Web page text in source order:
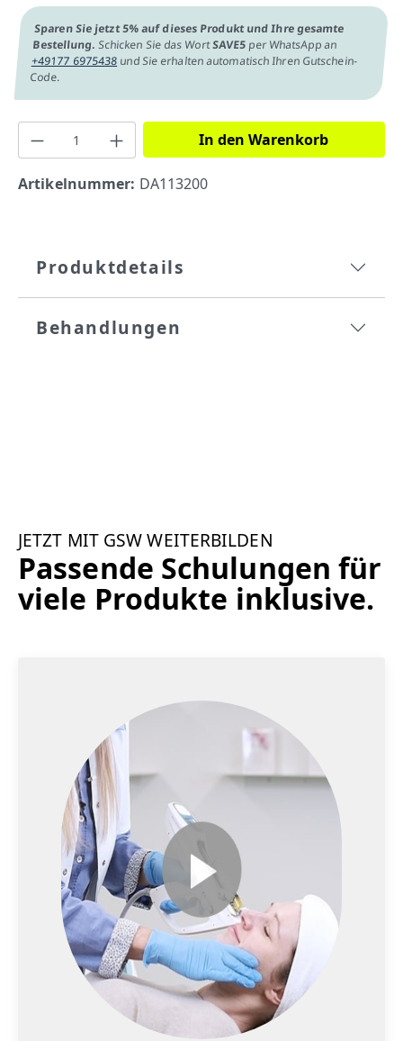
Sparen Sie jetzt 5% auf dieses Produkt und Ihre gesamte
Bestellung. Schicken Sie das WortSAVE5 per WhatsApp an
+49177 6975438und Sie erhalten automatisch Ihren Gutschein-
Code.
In den Warenkorb
Artikelnummer: DA113200
Produktdetails
Behandlungen
JETZT MIT GSW WEITERBILDEN
Passende Schulungen für
viele Produkte inklusive.